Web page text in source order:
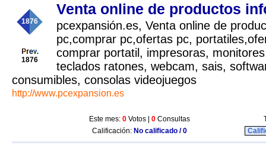
1876
1876
Venta online de productos
pcexpansión.es, Venta online de
pc,comprar pc,ofertas pc,
comprar portatil, impresoras,
teclados ratones, webcam, sais,
consumibles, consolas videojuegos
http://www.pcexpansion.es
Este mes: 0 Votos | 0 Consultas
Calificación: No calificado / 0